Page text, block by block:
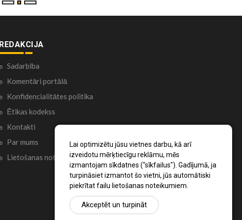
Lai optimizētu jūsu vietnes darbu, kā arī
izveidotu mērķtiecīgu reklāmu, mēs
izmantojam sīkdatnes ("sīkfailus"). Gadījumā, ja
turpināsiet izmantot šo vietni, jūs automātiski
piekrītat failu lietošanas noteikumiem.
Akceptēt un turpināt
REDAKCIJA
Sadarbība
Komentāri portālā
Konfidencialitātes politika
Ētikas kodekss
Kontakti
Par mums
Lietošanas noteikumi